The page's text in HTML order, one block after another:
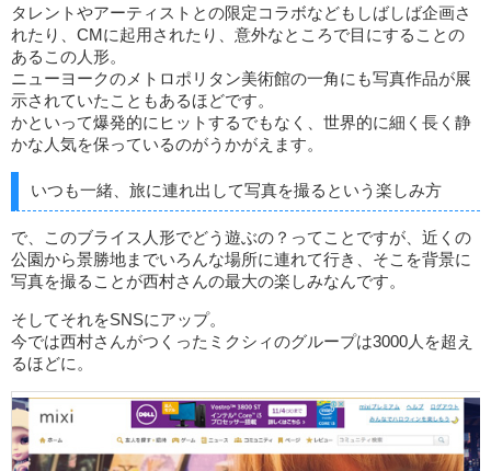
タレントやアーティストとの限定コラボなどもしばしば企画さ
れたり、CMに起用されたり、意外なところで目にすることの
あるこの人形。
ニューヨークのメトロポリタン美術館の一角にも写真作品が展
示されていたこともあるほどです。
かといって爆発的にヒットするでもなく、世界的に細く長く静
かな人気を保っているのがうかがえます。
いつも一緒、旅に連れ出して写真を撮るという楽しみ方
で、このブライス人形でどう遊ぶの？ってことですが、近くの
公園から景勝地までいろんな場所に連れて行き、そこを背景に
写真を撮ることが西村さんの最大の楽しみなんです。
そしてそれをSNSにアップ。
今では西村さんがつくったミクシィのグループは3000人を超え
るほどに。